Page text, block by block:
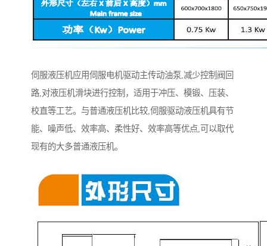
伺服液压机应用伺服电机驱动主传动油泵,减少控制阀回
路,对液压机滑块进行控制，适用于冲压、模锻、压装、
校直等工艺。与普通液压机比较,伺服驱动液压机具有节
能、噪声低、效率高、柔性好、效率高等优点,可以取代
现有的大多普通液压机。